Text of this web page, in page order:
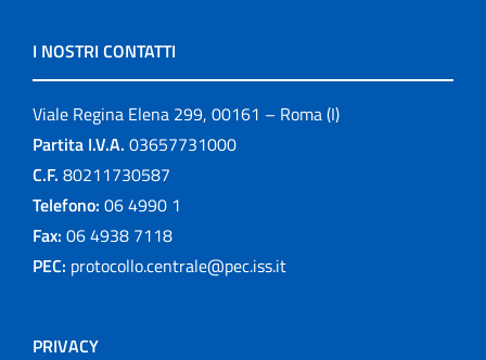
I NOSTRI CONTATTI
Viale Regina Elena 299, 00161 – Roma (I)
Partita I.V.A. 03657731000
C.F. 80211730587
Telefono: 06 4990 1
Fax: 06 4938 7118
PEC: protocollo.centrale@pec.iss.it
PRIVACY